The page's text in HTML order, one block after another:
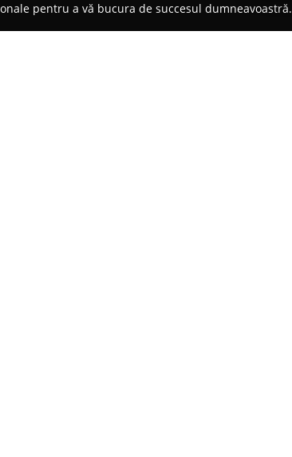
pentru a vă bucura de succesul dumneavoastră.